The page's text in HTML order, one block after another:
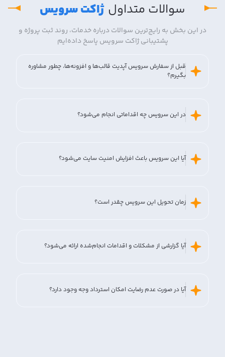
سوالات متداول ژاکت سرویس
در این بخش به رایج‌ترین سوالات درباره خدمات، روند ثبت پروژه و
پشتیبانی ژاکت سرویس پاسخ داده‌ایم
قبل از سفارش سرویس آپدیت قالب‌ها و افزونه‌ها، چطور مشاوره
بگیرم؟
در این سرویس چه اقداماتی انجام می‌شود؟
آیا این سرویس باعث افزایش امنیت سایت می‌شود؟
زمان تحویل این سرویس چقدر است؟
آیا گزارشی از مشکلات و اقدامات انجام‌شده ارائه می‌شود؟
آیا در صورت عدم رضایت امکان استرداد وجه وجود دارد؟